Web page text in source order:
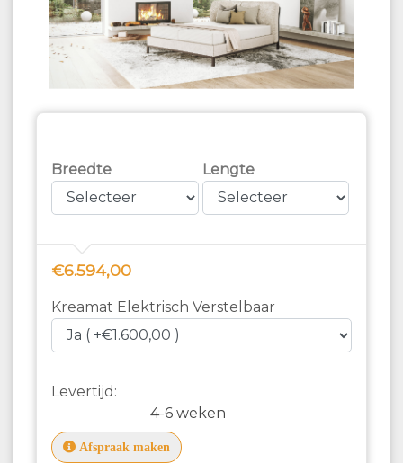
Breedte Lengte
€6.594,00
Kreamat Elektrisch Verstelbaar
Levertijd:
4-6 weken
Afspraak maken